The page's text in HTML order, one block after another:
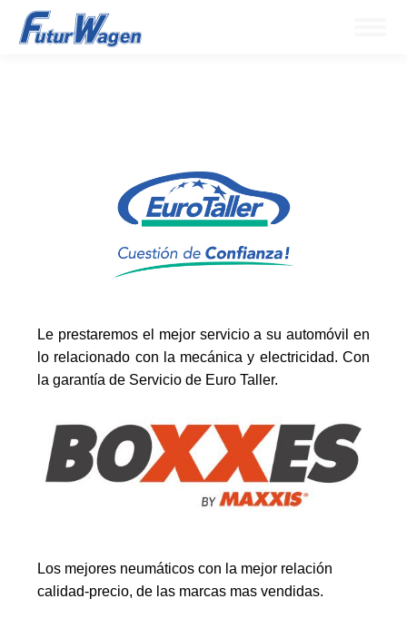
Le prestaremos el mejor servicio a su automóvil en
lo relacionado con la mecánica y electricidad. Con
la garantía de Servicio de Euro Taller.
Los mejores neumáticos con la mejor relación
calidad-precio, de las marcas mas vendidas.